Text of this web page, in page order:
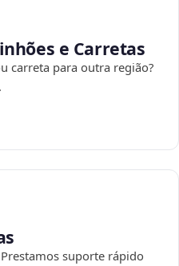
e Carretas
carreta para outra região?
suporte rápido